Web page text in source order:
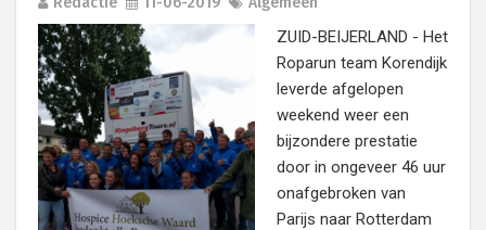
ZUID-BEIJERLAND - Het
Roparun team Korendijk
leverde afgelopen
weekend weer een
bijzondere prestatie
door in ongeveer 46 uur
onafgebroken van
Parijs naar Rotterdam